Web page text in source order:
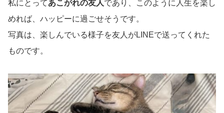
私にとってあこがれの友人であり、このように人生を楽し
めれば、ハッピーに過ごせそうです。
写真は、楽しんでいる様子を友人がLINEで送ってくれた
ものです。